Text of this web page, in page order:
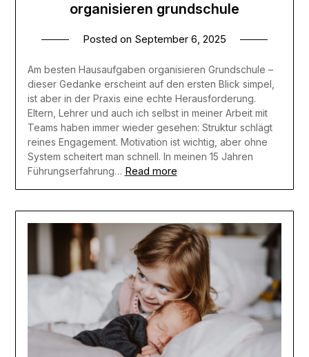
organisieren grundschule
Posted on September 6, 2025
Am besten Hausaufgaben organisieren Grundschule –
dieser Gedanke erscheint auf den ersten Blick simpel,
ist aber in der Praxis eine echte Herausforderung.
Eltern, Lehrer und auch ich selbst in meiner Arbeit mit
Teams haben immer wieder gesehen: Struktur schlägt
reines Engagement. Motivation ist wichtig, aber ohne
System scheitert man schnell. In meinen 15 Jahren
Führungserfahrung… Read more